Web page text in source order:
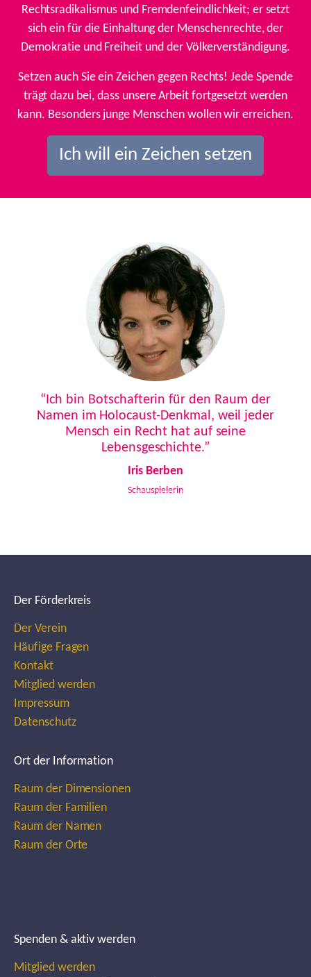
Rechtsradikalismus und Fremdenfeindlichkeit; er setzt
sich ein für die Einhaltung der Menschenrechte, der
Demokratie und Freiheit und der Völkerverständigung.
Setzen auch Sie ein Zeichen gegen Rechts! Jede Spende
trägt dazu bei, dass unsere Arbeit fortgesetzt werden
kann. Besonders junge Menschen wollen wir erreichen.
Ich will ein Zeichen setzen
“Ich bin Botschafterin für den Raum der
Namen im Holocaust-Denkmal, weil jeder
Mensch ein Recht hat auf seine
Lebensgeschichte.”
Iris Berben
Schauspielerin
Der Förderkreis
Der Verein
Häufige Fragen
Kontakt
Mitglied werden
Impressum
Datenschutz
Ort der Information
Raum der Dimensionen
Raum der Familien
Raum der Namen
Raum der Orte
Spenden & aktiv werden
Mitglied werden